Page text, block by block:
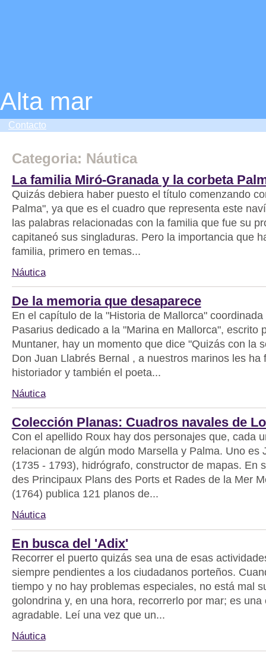
Alta mar
Contacto
Categoria: Náutica
La familia Miró-Granada y la corbeta
Quizás debiera haber puesto el título comenzando
Palma", ya que es el cuadro que representa este
las palabras relacionadas con la familia que fue su
capitaneó sus singladuras. Pero la importancia que
familia, primero en temas...
Náutica
De la memoria que desaparece
En el capítulo de la "Historia de Mallorca"
Pasarius dedicado a la "Marina en Mallorca", escrito
Muntaner, hay un momento que dice "Quizás con la
Don Juan Llabrés Bernal , a nuestros marinos les ha
historiador y también el poeta...
Náutica
Colección Planas: Cuadros navales de
Con el apellido Roux hay dos personajes que, cada
relacionan de algún modo Marsella y Palma. Uno es
(1735 - 1793), hidrógrafo, constructor de mapas. En
des Principaux Plans des Ports et Rades de la Mer
(1764) publica 121 planos de...
Náutica
En busca del 'Adix'
Recorrer el puerto quizás sea una de esas
siempre pendientes a los ciudadanos porteños.
tiempo y no hay problemas especiales, no está mal
golondrina y, en una hora, recorrerlo por mar; es una
agradable. Leí una vez que un...
Náutica